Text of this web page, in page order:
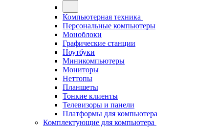
Компьютерная техника
Персональные компьютеры
Моноблоки
Графические станции
Ноутбуки
Миникомпьютеры
Мониторы
Неттопы
Планшеты
Тонкие клиенты
Телевизоры и панели
Платформы для компьютера
Комплектующие для компьютера